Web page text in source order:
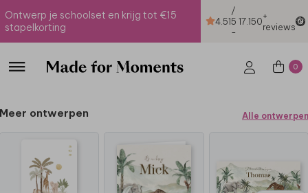
Ontwerp je schoolset en krijg tot €15
stapelkorting
4.51
/
5
-
17.150+
reviews
0
Meer ontwerpen Alle ontwerpen